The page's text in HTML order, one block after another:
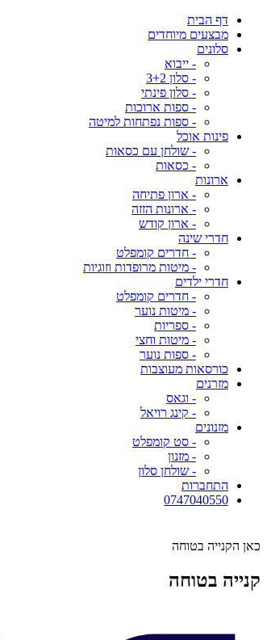
דף הבית
מבצעים מיוחדים
סלונים
- ייבוא
- סלון 3+2
- סלון פינתי
- ספות ארוכות
- ספות נפתחות למיטה
פינות אוכל
- שולחן עם כסאות
- כסאות
ארונות
- ארון פתיחה
- ארונות הזזה
- ארון קודש
חדרי שינה
- חדרים קומפלט
- מיטות מרופדות וזוגיות
חדרי ילדים
- חדרים קומפלט
- מיטות נוער
- ספריות
- מיטות וחצי
- ספות נוער
כורסאות מעוצבות
מזרנים
- וגאס
- קינג רויאל
מזנונים
- סט קומפלט
- מזנון
- שולחן סלון
התחברות
0747040550
כאן הקנייה בטוחה
קנייה בטוחה